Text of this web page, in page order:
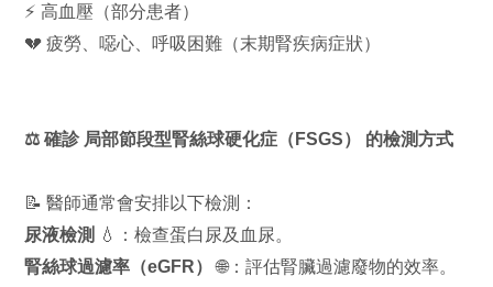
⚡ 高血壓（部分患者）
💔 疲勞、噁心、呼吸困難（末期腎疾病症狀）
⚖️ 確診 局部節段型腎絲球硬化症（FSGS） 的檢測方式
📝 醫師通常會安排以下檢測：
尿液檢測
💧：檢查蛋白尿及血尿。
腎絲球過濾率（eGFR） 🌐：評估腎臟過濾廢物的效率。